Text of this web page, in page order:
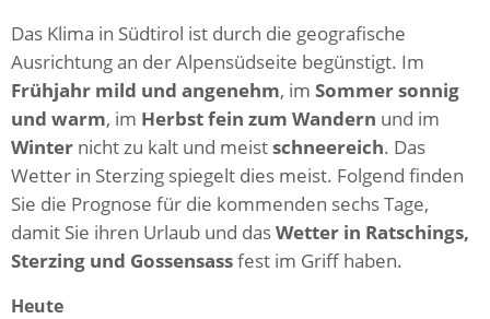
Das Klima in Südtirol ist durch die geografische
Ausrichtung an der Alpensüdseite begünstigt. Im
Frühjahr mild und angenehm, im Sommer sonnig
und warm, im Herbst fein zum Wandern und im
Winter nicht zu kalt und meistschneereich. Das
Wetter in Sterzing spiegelt dies meist. Folgend finden
Sie die Prognose für die kommenden sechs Tage,
damit Sie ihren Urlaub und dasWetter in Ratschings,
Sterzing und Gossensassfest im Griff haben.
Heute